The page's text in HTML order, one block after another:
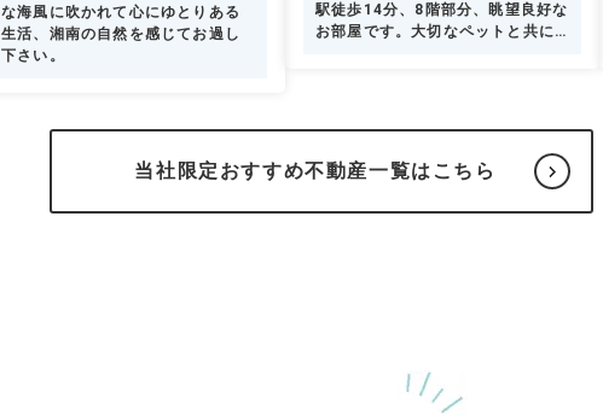
な海風に吹かれて心にゆとりある
生活、湘南の自然を感じてお過し
下さい。
駅徒歩14分、8階部分、眺望良好な
お部屋です。大切なペットと共に
当社限定おすすめ不動産一覧はこちら